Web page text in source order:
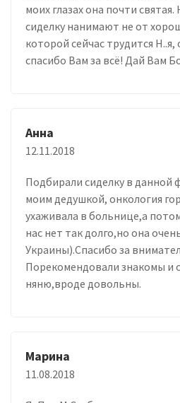
моих глазах она почти
сиделку нанимают не от
которой сейчас трудится Н..я,
спасибо Вам за всё! Дай Вам
Анна
12.11.2018
Подбирали сиделку в данной
моим дедушкой, онкология
ухаживала в больнице,а
нас нет так долго,но она
Украины).Спасибо за
Порекомендовали знакомы и
няню,вроде довольны.
Марина
11.08.2018